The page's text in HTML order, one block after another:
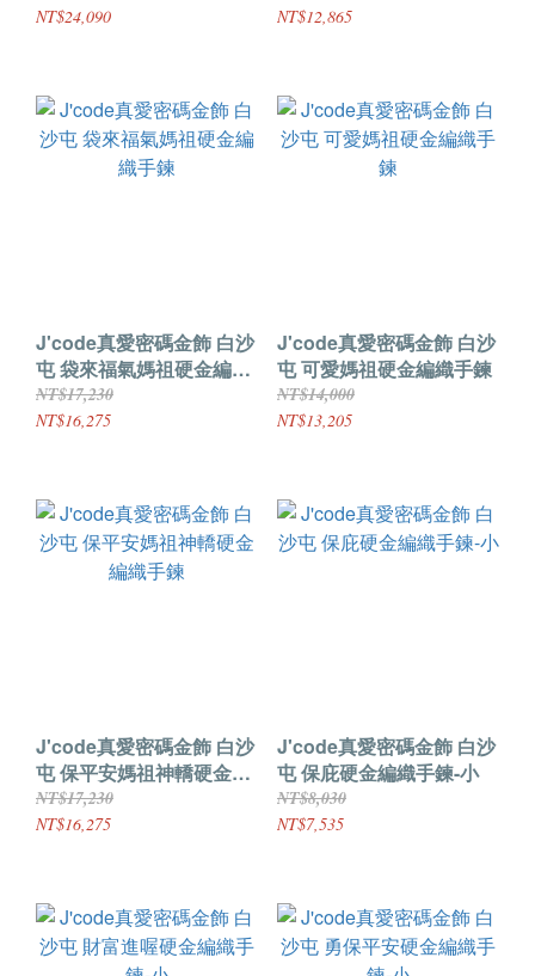
NT$24,090 NT$12,865
J'code真愛密碼金飾 白沙
屯 袋來福氣媽祖硬金編織
手鍊
NT$17,230
NT$16,275
J'code真愛密碼金飾 白沙
屯 可愛媽祖硬金編織手鍊
NT$14,000
NT$13,205
J'code真愛密碼金飾 白沙
屯 保平安媽祖神轎硬金編
織手鍊
NT$17,230
NT$16,275
J'code真愛密碼金飾 白沙
屯 保庇硬金編織手鍊-小
NT$8,030
NT$7,535